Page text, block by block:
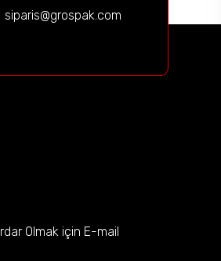
siparis@grospak.com
Olmak için E-mail